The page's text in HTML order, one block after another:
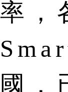
率，
國，